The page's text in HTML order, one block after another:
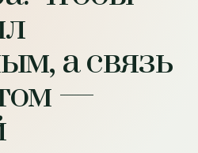
а связь
—